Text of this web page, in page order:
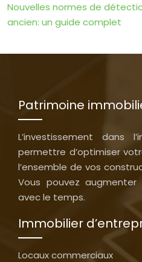
Nouvelles normes de
ancien: un guide complet
Patrimoine
L’investissement dans
permettre d’optimiser
l’ensemble de vos
Vous pouvez
avec le temps.
Immobilier
Locaux commerciaux